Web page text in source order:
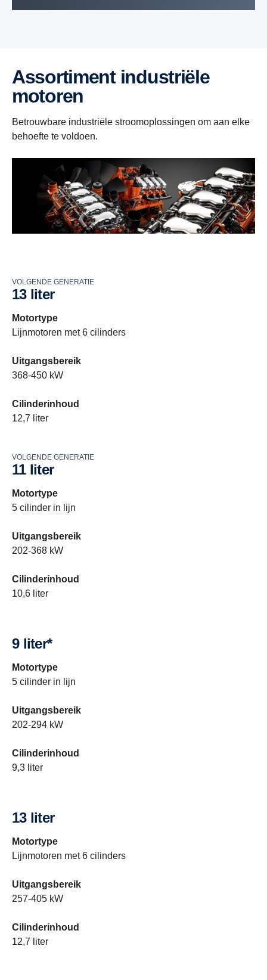
Assortiment industriële
motoren
Betrouwbare industriële stroomoplossingen om aan elke
behoefte te voldoen.
VOLGENDE GENERATIE
13 liter
Motortype
Lijnmotoren met 6 cilinders
Uitgangsbereik
368-450 kW
Cilinderinhoud
12,7 liter
VOLGENDE GENERATIE
11 liter
Motortype
5 cilinder in lijn
Uitgangsbereik
202-368 kW
Cilinderinhoud
10,6 liter
9 liter*
Motortype
5 cilinder in lijn
Uitgangsbereik
202-294 kW
Cilinderinhoud
9,3 liter
13 liter
Motortype
Lijnmotoren met 6 cilinders
Uitgangsbereik
257-405 kW
Cilinderinhoud
12,7 liter